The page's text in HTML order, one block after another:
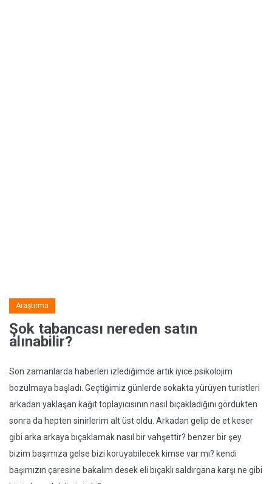
Araştırma
Şok tabancası nereden satın
alınabilir?
Son zamanlarda haberleri izlediğimde artık iyice psikolojim
bozulmaya başladı. Geçtiğimiz günlerde sokakta yürüyen turistleri
arkadan yaklaşan kağıt toplayıcısının nasıl bıçakladığını gördükten
sonra da hepten sinirlerim alt üst oldu. Arkadan gelip de et keser
gibi arka arkaya bıçaklamak nasıl bir vahşettir? benzer bir şey
bizim başımıza gelse bizi koruyabilecek kimse var mı? kendi
başımızın çaresine bakalım desek eli bıçaklı saldırgana karşı ne gibi